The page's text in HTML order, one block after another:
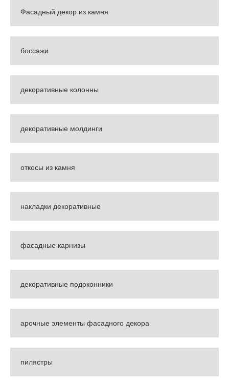
Фасадный декор из камня
боссажи
декоративные колонны
декоративные молдинги
откосы из камня
накладки декоративные
фасадные карнизы
декоративные подоконники
арочные элементы фасадного декора
пилястры